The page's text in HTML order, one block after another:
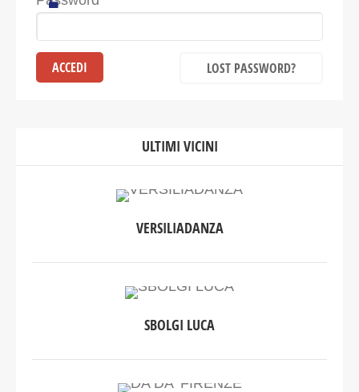
LOST PASSWORD?
ULTIMI VICINI
VERSILIADANZA
SBOLGI LUCA